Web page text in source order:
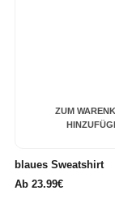
ZUM
blaues Sweatshirt
Ab 23.99€